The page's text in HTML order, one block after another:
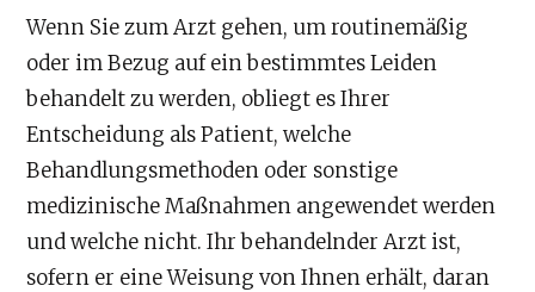
Wenn Sie zum Arzt gehen, um routinemäßig
oder im Bezug auf ein bestimmtes Leiden
behandelt zu werden, obliegt es Ihrer
Entscheidung als Patient, welche
Behandlungsmethoden oder sonstige
medizinische Maßnahmen angewendet werden
und welche nicht. Ihr behandelnder Arzt ist,
sofern er eine Weisung von Ihnen erhält, daran